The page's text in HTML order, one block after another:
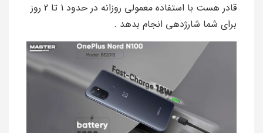
قادر هست با استفاده معمولی روزانه در حدود 1 تا 2 روز
برای شما شارژدهی انجام بدهد .